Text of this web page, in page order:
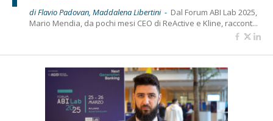
di Flavio Padovan, Maddalena Libertini - Dal Forum ABI Lab 2025,
Mario Mendia, da pochi mesi CEO di ReActive e Kline, raccont...